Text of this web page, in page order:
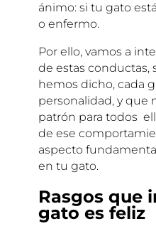
ánimo: si tu gato
o enfermo.
Por ello, vamos a
de estas conductas,
hemos dicho, cada
personalidad, y que
patrón para todos
de ese
aspecto
en tu gato.
Rasgos que
gato es feliz